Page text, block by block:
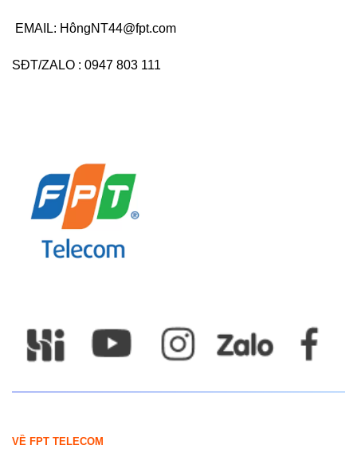
EMAIL: HôngNT44@fpt.com
SĐT/ZALO : 0947 803 111
VỀ FPT TELECOM